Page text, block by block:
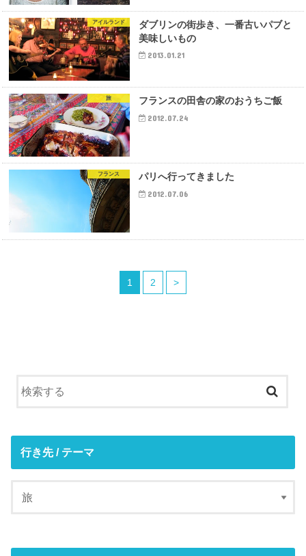
アイルランド
ダブリンの街歩き、一番古いパブと
美味しいもの
2013.01.21
旅 フランスの田舎の家のおうちご飯
2012.07.24
フランス パリへ行ってきました
2012.07.06
1 2 >
行き先 / テーマ